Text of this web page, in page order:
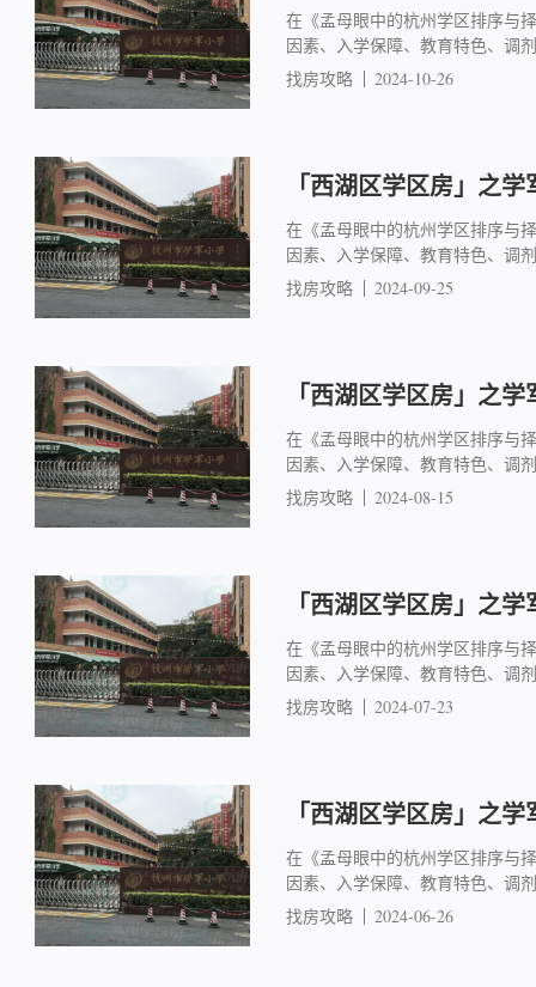
在《孟母眼中的杭州学区排序与
因素、入学保障、教育特色、调
找房攻略
2024-10-26
「西湖区学区房」之
在《孟母眼中的杭州学区排序与
因素、入学保障、教育特色、调
找房攻略
2024-09-25
「西湖区学区房」之
在《孟母眼中的杭州学区排序与
因素、入学保障、教育特色、调
找房攻略
2024-08-15
「西湖区学区房」之
在《孟母眼中的杭州学区排序与
因素、入学保障、教育特色、调
找房攻略
2024-07-23
「西湖区学区房」之
在《孟母眼中的杭州学区排序与
因素、入学保障、教育特色、调
找房攻略
2024-06-26